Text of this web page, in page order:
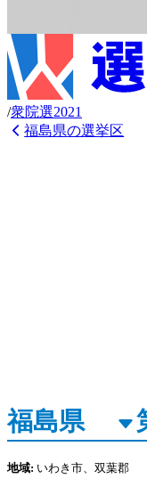
/衆院選2021
福島県の選挙区
地域: いわき市、双葉郡